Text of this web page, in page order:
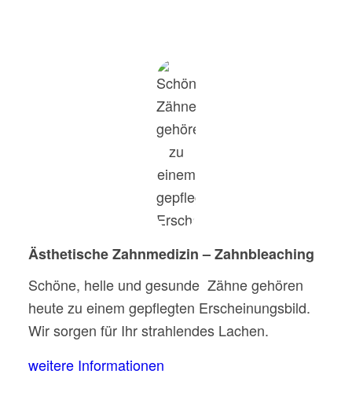
Ästhetische Zahnmedizin – Zahnbleaching
Schöne, helle und gesunde Zähne gehören
heute zu einem gepflegten Erscheinungsbild.
Wir sorgen für Ihr strahlendes Lachen.
weitere Informationen